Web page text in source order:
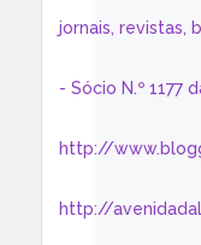
jornais, revistas,
- Sócio N.º 1177
http://
http://